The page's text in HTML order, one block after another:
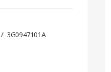
3G0947101A